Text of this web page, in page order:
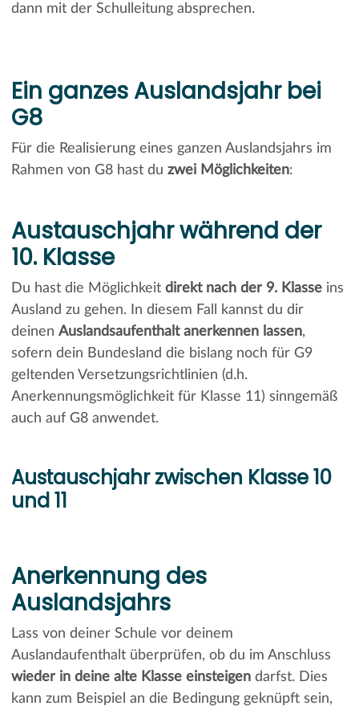
dann mit der Schulleitung absprechen.
Ein ganzes Auslandsjahr bei
G8
Für die Realisierung eines ganzen Auslandsjahrs im
Rahmen von G8 hast du zwei Möglichkeiten:
Austauschjahr während der
10. Klasse
Du hast die Möglichkeit direkt nach der 9. Klasseins
Ausland zu gehen. In diesem Fall kannst du dir
deinen Auslandsaufenthalt anerkennen lassen,
sofern dein Bundesland die bislang noch für G9
geltenden Versetzungsrichtlinien (d.h.
Anerkennungsmöglichkeit für Klasse 11) sinngemäß
auch auf G8 anwendet.
Austauschjahr zwischen Klasse 10
und 11
Anerkennung des
Auslandsjahrs
Lass von deiner Schule vor deinem
Auslandaufenthalt überprüfen, ob du im Anschluss
wieder in deine alte Klasse einsteigendarfst. Dies
kann zum Beispiel an die Bedingung geknüpft sein,